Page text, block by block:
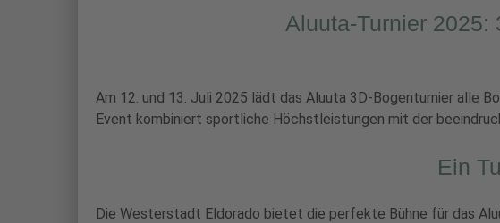
Aluuta-Turnier 2025:
Am 12. und 13. Juli 2025 lädt das Aluuta 3D-Bogenturnier alle
Event kombiniert sportliche Höchstleistungen mit der
Ein
Die Westerstadt Eldorado bietet die perfekte Bühne für das